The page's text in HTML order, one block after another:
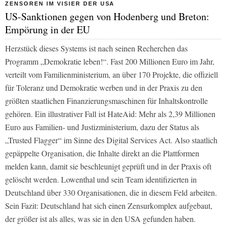
ZENSOREN IM VISIER DER USA
US-Sanktionen gegen von Hodenberg und Breton:
Empörung in der EU
Herzstück dieses Systems ist nach seinen Recherchen das
Programm „Demokratie leben!“. Fast 200 Millionen Euro im Jahr,
verteilt vom Familienministerium, an über 170 Projekte, die offiziell
für Toleranz und Demokratie werben und in der Praxis zu den
größten staatlichen Finanzierungsmaschinen für Inhaltskontrolle
gehören. Ein illustrativer Fall ist HateAid: Mehr als 2,39 Millionen
Euro aus Familien- und Justizministerium, dazu der Status als
„Trusted Flagger“ im Sinne des Digital Services Act. Also staatlich
gepäppelte Organisation, die Inhalte direkt an die Plattformen
melden kann, damit sie beschleunigt geprüft und in der Praxis oft
gelöscht werden. Lowenthal und sein Team identifizierten in
Deutschland über 330 Organisationen, die in diesem Feld arbeiten.
Sein Fazit: Deutschland hat sich einen Zensurkomplex aufgebaut,
der größer ist als alles, was sie in den USA gefunden haben.